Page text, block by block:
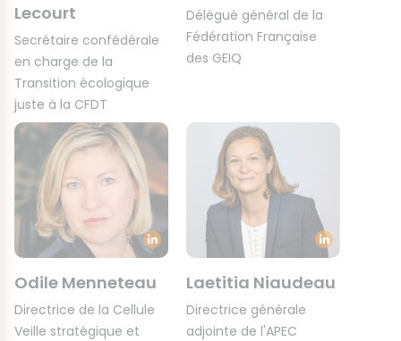
Lecourt
Secrétaire confédérale
en charge de la
Transition écologique
juste à la CFDT
Délégué général de la
Fédération Française
des GEIQ
Odile Menneteau
Directrice de la Cellule
Veille stratégique et
Laetitia Niaudeau
Directrice générale
adjointe de l'APEC